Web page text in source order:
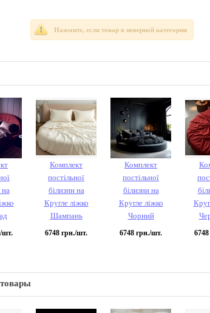
Нажмите, если товар в неверной категории
на
шт.
Комплект
постільної
білизни на
Кругле ліжко
Шампань
6748 грн./шт.
Комплект
постільної
білизни на
Кругле ліжко
Чорний
6748 грн./шт. 6748